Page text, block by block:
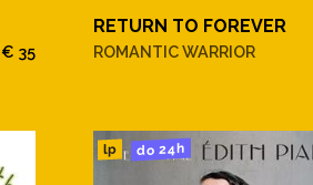
€ 35
RETURN TO FOREVER
ROMANTIC WARRIOR
lp do 24h